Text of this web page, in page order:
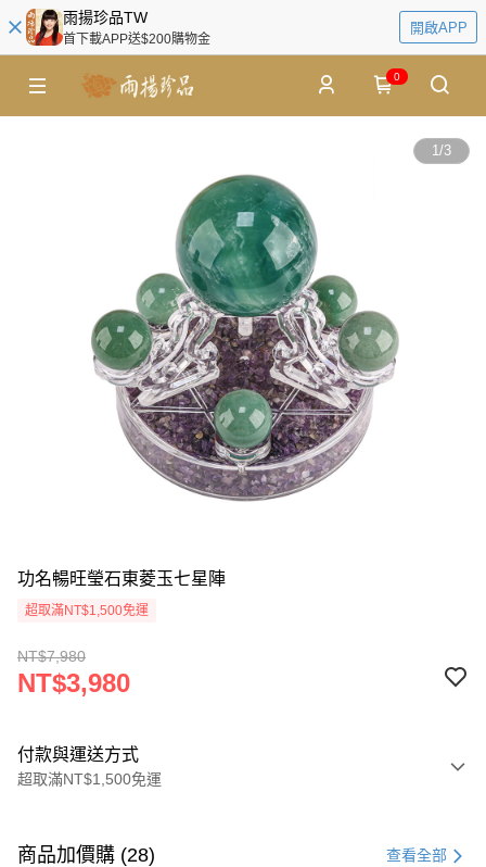
雨揚珍品TW
首下載APP送$200購物金
開啟APP
0
1/3
功名暢旺瑩石東菱玉七星陣
超取滿NT$1,500免運
NT$7,980
NT$3,980
付款與運送方式
超取滿NT$1,500免運
信用卡一次付款
商品加價購 (28) 查看全部